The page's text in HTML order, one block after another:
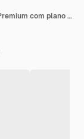
Efeito de texto editável 3d brilhante PSD Premium com plano de fundo